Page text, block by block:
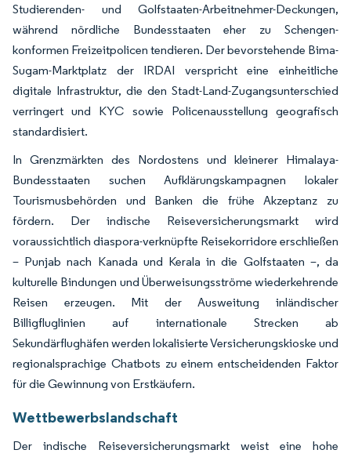
Studierenden- und Golfstaaten-Arbeitnehmer-Deckungen,
während nördliche Bundesstaaten eher zu Schengen-
konformen Freizeitpolicen tendieren. Der bevorstehende Bima-
Sugam-Marktplatz der IRDAI verspricht eine einheitliche
digitale Infrastruktur, die den Stadt-Land-Zugangsunterschied
verringert und KYC sowie Policenausstellung geografisch
standardisiert.
In Grenzmärkten des Nordostens und kleinerer Himalaya-
Bundesstaaten suchen Aufklärungskampagnen lokaler
Tourismusbehörden und Banken die frühe Akzeptanz zu
fördern. Der indische Reiseversicherungsmarkt wird
voraussichtlich diaspora-verknüpfte Reisekorridore erschließen
– Punjab nach Kanada und Kerala in die Golfstaaten –, da
kulturelle Bindungen und Überweisungsströme wiederkehrende
Reisen erzeugen. Mit der Ausweitung inländischer
Billigfluglinien auf internationale Strecken ab
Sekundärflughäfen werden lokalisierte Versicherungskioske und
regionalsprachige Chatbots zu einem entscheidenden Faktor
für die Gewinnung von Erstkäufern.
Wettbewerbslandschaft
Der indische Reiseversicherungsmarkt weist eine hohe